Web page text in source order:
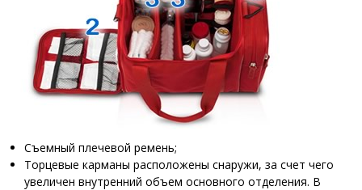
Съемный плечевой ремень;
Торцевые карманы расположены снаружи, за счет чего
увеличен внутренний объем основного отделения. В